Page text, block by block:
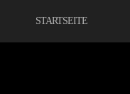
STARTSEITE